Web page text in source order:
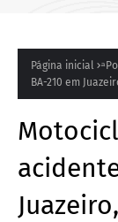
Página inicial
BA-210 em